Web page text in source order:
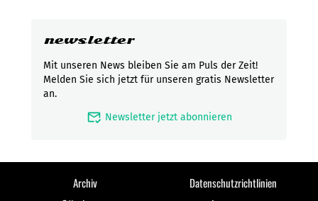
newsletter
Mit unseren News bleiben Sie am Puls der Zeit!
Melden Sie sich jetzt für unseren gratis Newsletter
an.
mark_email_read Newsletter jetzt abonnieren
Archiv
Datenschutzrichtlinien